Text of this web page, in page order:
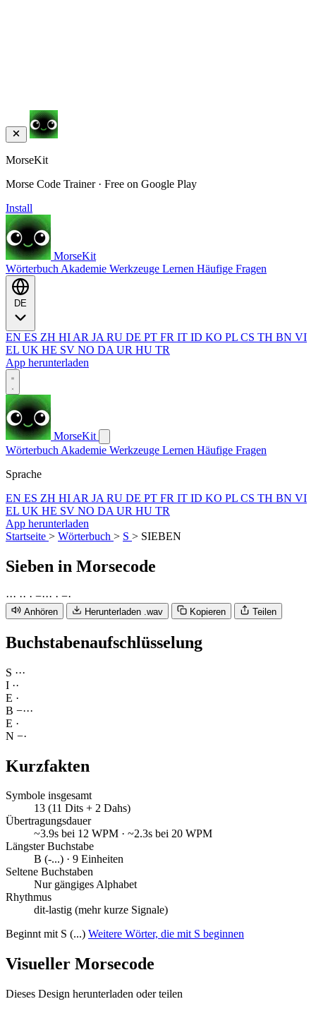
MorseKit
Morse Code Trainer · Free on Google Play
Install
MorseKit
Wörterbuch Akademie Werkzeuge Lernen Häufige Fragen
EN ES ZH HI AR JA RU DE PT FR IT ID KO PL CS TH BN VI
EL UK HE SV NO DA UR HU TR
App herunterladen
MorseKit
Wörterbuch Akademie Werkzeuge Lernen Häufige Fragen
Sprache
EN ES ZH HI AR JA RU DE PT FR IT ID KO PL CS TH BN VI
EL UK HE SV NO DA UR HU TR
App herunterladen
Startseite > Wörterbuch > S > SIEBEN
Sieben in Morsecode
··· ·· · −··· · −·
Anhören Herunterladen .wav Kopieren Teilen
Buchstabenaufschlüsselung
S ···
I ··
E ·
B −···
E ·
N −·
Kurzfakten
Symbole insgesamt
13 (11 Dits + 2 Dahs)
Übertragungsdauer
~3.9s bei 12 WPM · ~2.3s bei 20 WPM
Längster Buchstabe
B (-...) · 9 Einheiten
Seltene Buchstaben
Nur gängiges Alphabet
Rhythmus
dit-lastig (mehr kurze Signale)
Beginnt mit S (...) Weitere Wörter, die mit S beginnen
Visueller Morsecode
Dieses Design herunterladen oder teilen